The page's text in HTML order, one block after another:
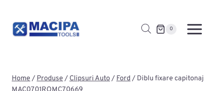
content
0
Home/Produse/Clipsuri Auto/Ford/ Diblu fixare capitonaj